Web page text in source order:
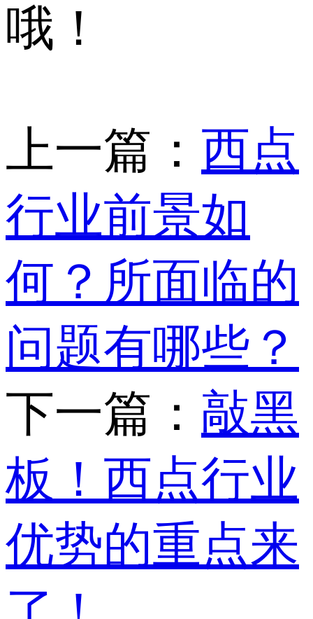
哦！
上一篇： 西点
行业前景如
何？所面临的
问题有哪些？
下一篇： 敲黑
板！西点行业
优势的重点来